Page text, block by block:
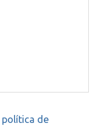
política de